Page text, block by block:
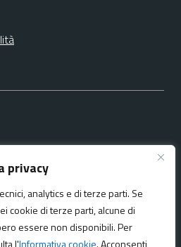
privacy
analytics e di terze parti. Se
cookie di terze parti, alcune di
essere non disponibili. Per
l'Informativa cookie. Acconsenti
Mappa del sito